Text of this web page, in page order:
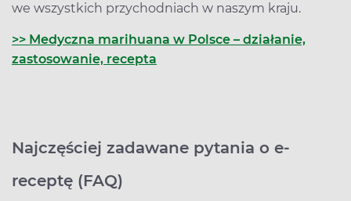
we wszystkich przychodniach w naszym kraju.
>> Medyczna marihuana w Polsce – działanie,
zastosowanie, recepta
Najczęściej zadawane pytania o e-
receptę (FAQ)